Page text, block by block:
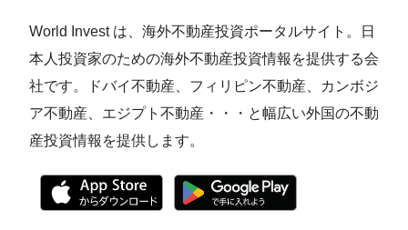
World Invest は、海外不動産投資ポータルサイト。日
本人投資家のための海外不動産投資情報を提供する会
社です。ドバイ不動産、フィリピン不動産、カンボジ
ア不動産、エジプト不動産・・・と幅広い外国の不動
産投資情報を提供します。